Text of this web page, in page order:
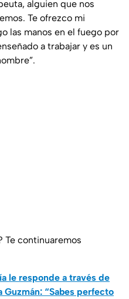
alguien que nos
Te ofrezco mi
las manos en el fuego por
a trabajar y es un
Te continuaremos
le responde a través de
“Sabes perfecto